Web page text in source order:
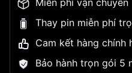
Miễn phí vận chuyển
Thay pin miễn phí
Cam kết hàng chính
Bảo hành trọn gói 5